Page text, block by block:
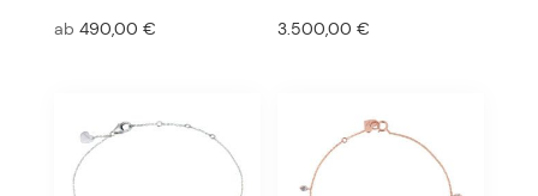
ab 490,00 € 3.500,00€